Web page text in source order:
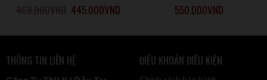
445.000VND 550.000VND
THÔNG TIN LIÊN HỆ ĐIỀU KHOẢN ĐIỀU KIỆN